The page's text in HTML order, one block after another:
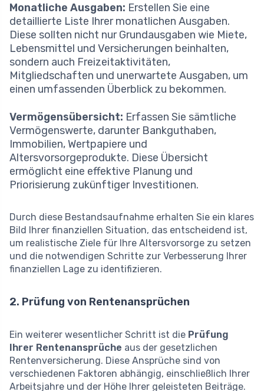
Monatliche Ausgaben: Erstellen Sie eine
detaillierte Liste Ihrer monatlichen Ausgaben.
Diese sollten nicht nur Grundausgaben wie Miete,
Lebensmittel und Versicherungen beinhalten,
sondern auch Freizeitaktivitäten,
Mitgliedschaften und unerwartete Ausgaben, um
einen umfassenden Überblick zu bekommen.
Vermögensübersicht: Erfassen Sie sämtliche
Vermögenswerte, darunter Bankguthaben,
Immobilien, Wertpapiere und
Altersvorsorgeprodukte. Diese Übersicht
ermöglicht eine effektive Planung und
Priorisierung zukünftiger Investitionen.
Durch diese Bestandsaufnahme erhalten Sie ein klares
Bild Ihrer finanziellen Situation, das entscheidend ist,
um realistische Ziele für Ihre Altersvorsorge zu setzen
und die notwendigen Schritte zur Verbesserung Ihrer
finanziellen Lage zu identifizieren.
2. Prüfung von Rentenansprüchen
Ein weiterer wesentlicher Schritt ist die Prüfung
Ihrer Rentenansprüche aus der gesetzlichen
Rentenversicherung. Diese Ansprüche sind von
verschiedenen Faktoren abhängig, einschließlich Ihrer
Arbeitsjahre und der Höhe Ihrer geleisteten Beiträge.